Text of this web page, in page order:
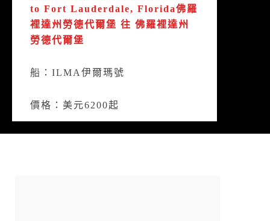
to Fort Lauderdale, Florida佛羅
裡達州勞德代爾堡 往 佛羅裡達州
勞德代爾堡
船：ILMA伊爾瑪號
價格：美元6200起